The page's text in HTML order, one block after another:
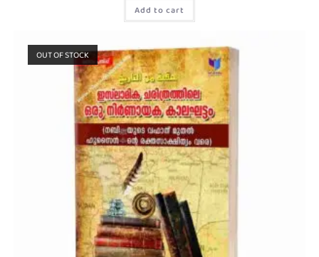
Add to cart
OUT OF STOCK